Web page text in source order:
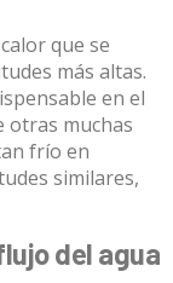
que se
más altas.
en el
otras muchas
frío en
similares,
del agua